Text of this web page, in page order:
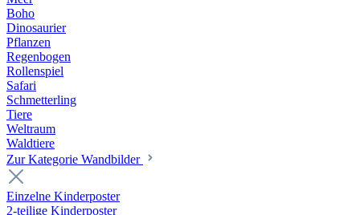
Boho
Dinosaurier
Pflanzen
Regenbogen
Rollenspiel
Safari
Schmetterling
Tiere
Weltraum
Waldtiere
Zur Kategorie Wandbilder
Einzelne Kinderposter
2-teilige Kinderposter